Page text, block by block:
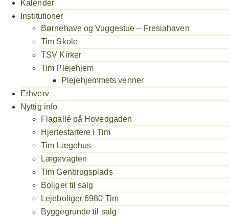
Kalender
Institutioner
Børnehave og Vuggestue – Fresiahaven
Tim Skole
TSV Kirker
Tim Plejehjem
Plejehjemmets venner
Erhverv
Nyttig info
Flagallé på Hovedgaden
Hjertestartere i Tim
Tim Lægehus
Lægevagten
Tim Genbrugsplads
Boliger til salg
Lejeboliger 6980 Tim
Byggegrunde til salg